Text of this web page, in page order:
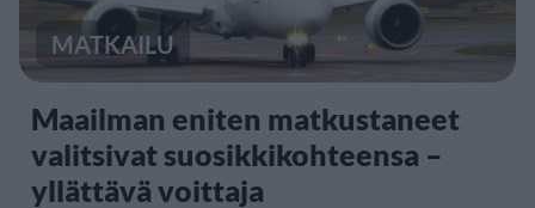
MATKAILU
Maailman eniten matkustaneet
valitsivat suosikkikohteensa –
yllättävä voittaja